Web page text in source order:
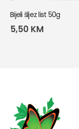
Bijeli šljez list 50g
5,50 KM